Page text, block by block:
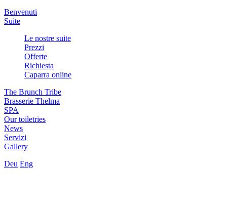
Benvenuti
Suite
Le nostre suite
Prezzi
Offerte
Richiesta
Caparra online
The Brunch Tribe
Brasserie Thelma
SPA
Our toiletries
News
Servizi
Gallery
Deu Eng